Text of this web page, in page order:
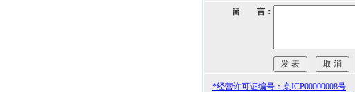
留 言：
*经营许可证编号：京ICP00000008号